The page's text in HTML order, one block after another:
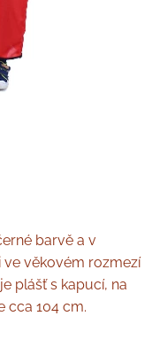
barvě a v
ve věkovém rozmezí
plášť s kapucí, na
cca 104 cm.